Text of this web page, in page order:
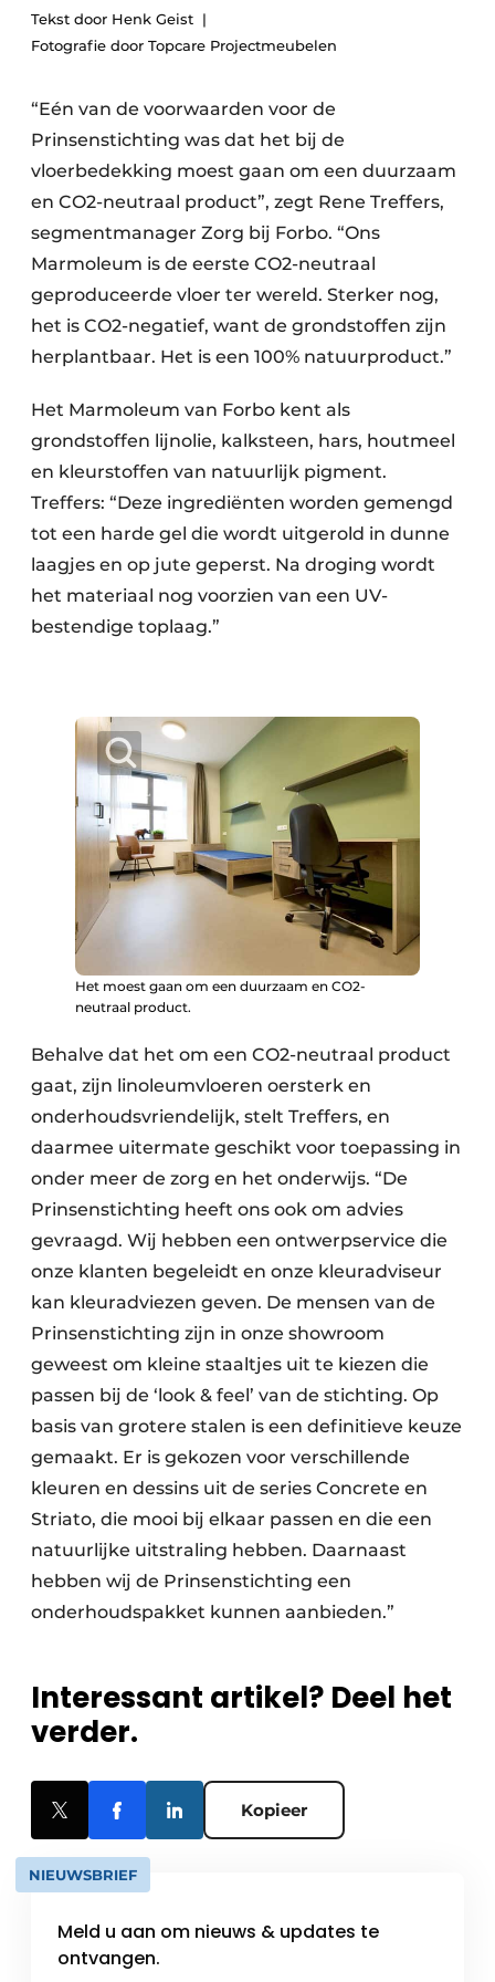
Podcasts
Privacy / Cookie statement
Video’s
Privéklinieken
Tekst door Henk Geist
Fotografie door Topcare Projectmeubelen
“Eén van de voorwaarden voor de
Prinsenstichting was dat het bij de
vloerbedekking moest gaan om een duurzaam
en CO2-­neutraal product”, zegt Rene Treffers,
segmentmanager Zorg bij Forbo. “Ons
Marmoleum is de eerste CO2-neutraal
geproduceerde vloer ter wereld. Sterker nog,
het is CO2-negatief, want de grondstoffen zijn
herplantbaar. Het is een 100% natuurproduct.”
Het Marmoleum van Forbo kent als
grondstoffen lijnolie, kalksteen, hars, houtmeel
en kleurstoffen van natuurlijk pigment.
Treffers: “Deze ingrediënten worden gemengd
tot een harde gel die wordt uitgerold in dunne
laagjes en op jute geperst. Na droging wordt
het materiaal nog voorzien van een UV-
bestendige toplaag.”
Het moest gaan om een duurzaam en CO2-
neutraal product.
Behalve dat het om een CO2-neutraal product
gaat, zijn linoleumvloeren oersterk en
onderhoudsvriendelijk, stelt Treffers, en
daarmee uitermate geschikt voor toepassing in
onder meer de zorg en het onderwijs. “De
Prinsenstichting heeft ons ook om advies
gevraagd. Wij hebben een ontwerpservice die
onze klanten begeleidt en onze kleuradviseur
kan kleuradviezen geven. De mensen van de
Prinsenstichting zijn in onze showroom
geweest om kleine staaltjes uit te kiezen die
passen bij de ‘look & feel’ van de stichting. Op
basis van grotere stalen is een definitieve keuze
gemaakt. Er is gekozen voor verschillende
kleuren en dessins uit de series Concrete en
Striato, die mooi bij elkaar passen en die een
natuurlijke uitstraling hebben. Daarnaast
hebben wij de Prinsenstichting een
onderhoudspakket kunnen aanbieden.”
Interessant artikel? Deel het
verder.
Kopieer
NIEUWSBRIEF
Meld u aan om nieuws & updates te
ontvangen.